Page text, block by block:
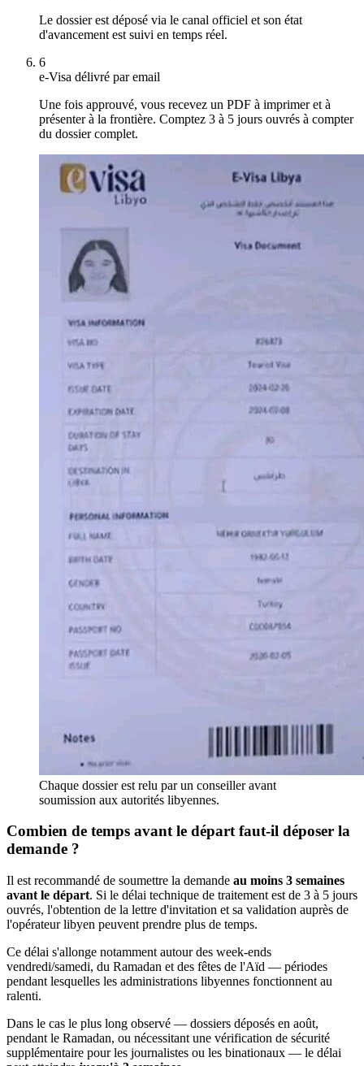
Le dossier est déposé via le canal officiel et son état
d'avancement est suivi en temps réel.
6
e-Visa délivré par email
Une fois approuvé, vous recevez un PDF à imprimer et à
présenter à la frontière. Comptez 3 à 5 jours ouvrés à compter
du dossier complet.
Chaque dossier est relu par un conseiller avant
soumission aux autorités libyennes.
Combien de temps avant le départ faut-il déposer la
demande ?
Il est recommandé de soumettre la demande au moins 3 semaines
avant le départ. Si le délai technique de traitement est de 3 à 5 jours
ouvrés, l'obtention de la lettre d'invitation et sa validation auprès de
l'opérateur libyen peuvent prendre plus de temps.
Ce délai s'allonge notamment autour des week-ends
vendredi/samedi, du Ramadan et des fêtes de l'Aïd — périodes
pendant lesquelles les administrations libyennes fonctionnent au
ralenti.
Dans le cas le plus long observé — dossiers déposés en août,
pendant le Ramadan, ou nécessitant une vérification de sécurité
supplémentaire pour les journalistes ou les binationaux — le délai